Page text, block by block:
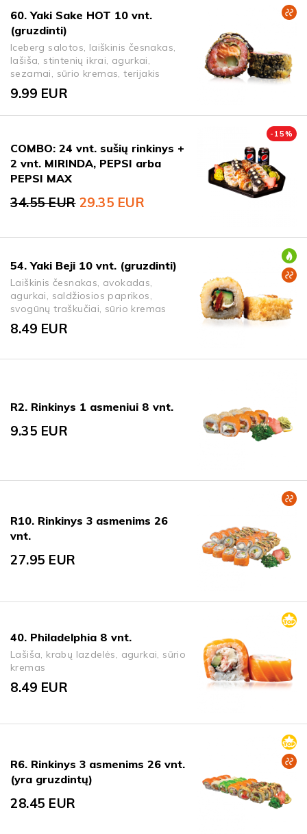
60. Yaki Sake HOT 10 vnt.
(gruzdinti)
Iceberg salotos, laiškinis česnakas,
lašiša, stintenių ikrai, agurkai,
sezamai, sūrio kremas, terijakis
9.99 EUR
- 15%
COMBO: 24 vnt. sušių rinkinys +
2 vnt. MIRINDA, PEPSI arba
PEPSI MAX
34.55EUR
Original price was: 34.55 EUR.
29.35 EUR
Current price is: 29.35 EUR.
54. Yaki Beji 10 vnt. (gruzdinti)
Laiškinis česnakas, avokadas,
agurkai, saldžiosios paprikos,
svogūnų traškučiai, sūrio kremas
8.49 EUR
R2. Rinkinys 1 asmeniui 8 vnt.
9.35 EUR
R10. Rinkinys 3 asmenims 26
vnt.
27.95 EUR
40. Philadelphia 8 vnt.
Lašiša, krabų lazdelės, agurkai, sūrio
kremas
8.49 EUR
R6. Rinkinys 3 asmenims 26 vnt.
(yra gruzdintų)
28.45 EUR